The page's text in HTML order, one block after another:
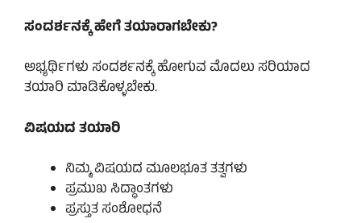
ಸಂದರ್ಶನಕ್ಕೆ ಹೇಗೆ ತಯಾರಾಗಬೇಕು?
ಅಭ್ಯರ್ಥಿಗಳು ಸಂದರ್ಶನಕ್ಕೆ ಹೋಗುವ ಮೊದಲು ಸರಿಯಾದ
ತಯಾರಿ ಮಾಡಿಕೊಳ್ಳಬೇಕು.
ವಿಷಯದ ತಯಾರಿ
ನಿಮ್ಮ ವಿಷಯದ ಮೂಲಭೂತ ತತ್ವಗಳು
ಪ್ರಮುಖ ಸಿದ್ಧಾಂತಗಳು
ಪ್ರಸ್ತುತ ಸಂಶೋಧನೆ